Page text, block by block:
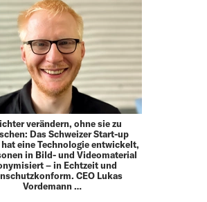
verändern, ohne sie zu
Das Schweizer Start-up
hat eine Technologie entwickelt,
in Bild- und Videomaterial
– in Echtzeit und
CEO Lukas
Vordemann …